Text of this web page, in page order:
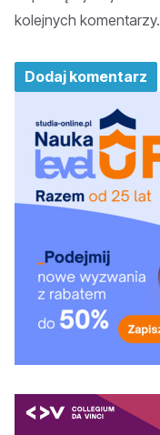
kolejnych komentarzy.